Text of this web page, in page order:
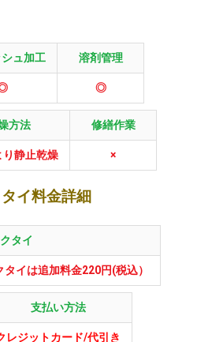
ュ加工 溶剤管理
◎
方法 修繕作業
り静止乾燥 ×
イ料金詳細
タイ
イは追加料金220円(税込）
支払い方法
レジットカード/代引き